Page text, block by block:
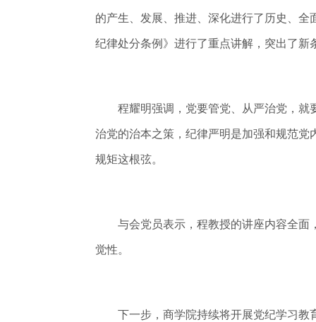
的产生、发展、推进、深化进行了历史、
纪律处分条例》进行了重点讲解，突出了
程耀明强调，党要管党、从严治党，就要
治党的治本之策，纪律严明是加强和规范
规矩这根弦。
与会党员表示，程教授的讲座内容全面，
觉性。
下一步，商学院持续将开展党纪学习教育